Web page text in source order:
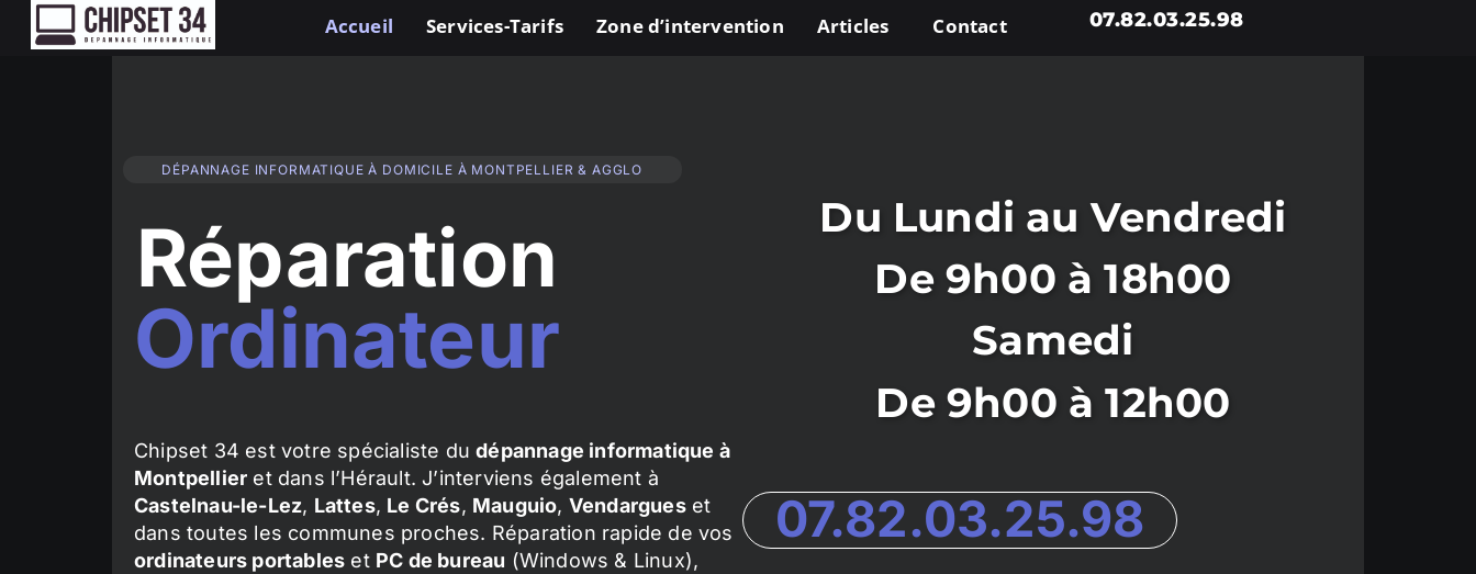
Accueil Services-Tarifs Zone d’intervention Articles Contact 07.82.03.25.98
DÉPANNAGE INFORMATIQUE À DOMICILE À MONTPELLIER & AGGLO
Réparation
Ordinateur
Chipset 34 est votre spécialiste dudépannage informatique à
Montpellier et dans l’Hérault. J’interviens également à
Castelnau-le-Lez, Lattes, Le Crés, Mauguio, Vendargueset
dans toutes les communes proches. Réparation rapide de vos
ordinateurs portables et PC de bureau (Windows & Linux),
Du Lundi au Vendredi
De 9h00 à 18h00
Samedi
De 9h00 à 12h00
07.82.03.25.98